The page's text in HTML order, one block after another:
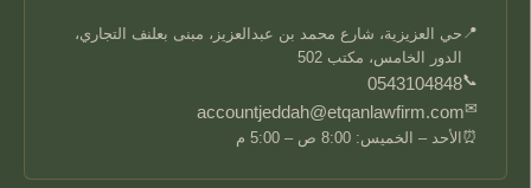
📍 حي العزيزية، شارع محمد بن عبدالعزيز، مبنى بعلنف التجاري،
الدور الخامس، مكتب 502
📞
0543104848
✉
accountjeddah@etqanlawfirm.com
⏰ الأحد – الخميس: 8:00 ص – 5:00 م